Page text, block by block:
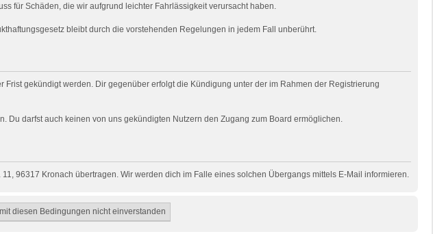
für Schäden, die wir aufgrund leichter Fahrlässigkeit verursacht haben.
bleibt durch die vorstehenden Regelungen in jedem Fall unberührt.
gekündigt werden. Dir gegenüber erfolgt die Kündigung unter der im Rahmen der Registrierung
darfst auch keinen von uns gekündigten Nutzern den Zugang zum Board ermöglichen.
96317 Kronach übertragen. Wir werden dich im Falle eines solchen Übergangs mittels E-Mail informieren.